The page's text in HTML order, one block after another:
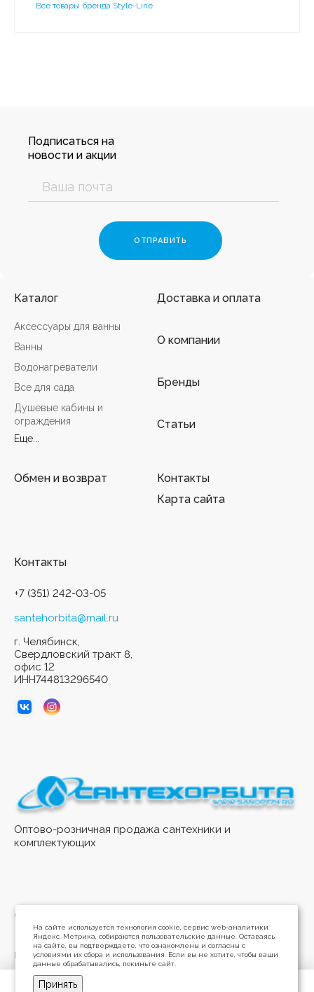
Все товары бренда Style-Line
Подписаться на
новости и акции
Оптово-розничная продажа сантехники и
комплектующих
Каталог
Аксессуары для ванны
Ванны
Водонагреватели
Все для сада
Душевые кабины и
ограждения
Еще...
Доставка и оплата
О компании
Бренды
Статьи
Обмен и возврат
Контакты
Карта сайта
Контакты
+7 (351) 242-03-05
santehorbita@mail.ru
г. Челябинск,
Свердловский тракт 8,
офис 12
ИНН744813296540
© 2026 Интернет-магазин Сантехорбита
Политика конфиденциальности
Разработано в
На сайте используется технология cookie, сервис web-аналитики
Яндекс. Метрика, собираются пользовательские данные. Оставаясь
на сайте, вы подтверждаете, что ознакомлены и согласны с
условиями их сбора и использования. Если вы не хотите, чтобы ваши
данные обрабатывались, покиньте сайт.
Принять